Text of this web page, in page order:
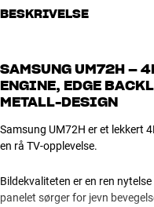
BESKRIVELSE
SAMSUNG UM72H –
ENGINE, EDGE
METALL-DESIGN
Samsung UM72H er et lekkert
en rå TV-opplevelse.
Bildekvaliteten er en ren
panelet sørger for jevn